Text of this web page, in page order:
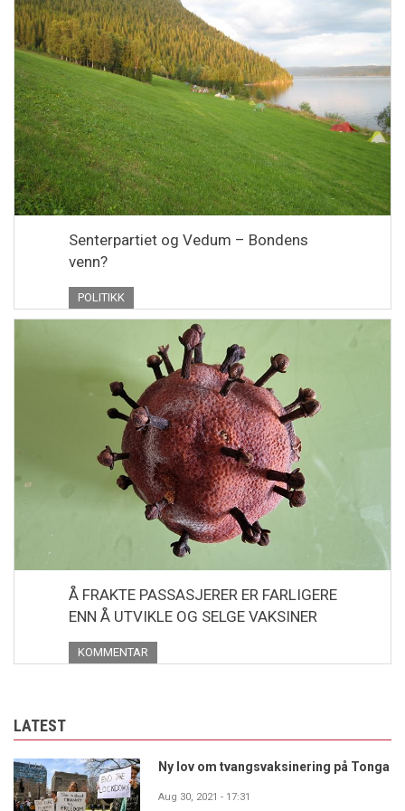
Senterpartiet og Vedum – Bondens
venn?
POLITIKK
Å FRAKTE PASSASJERER ER FARLIGERE
ENN Å UTVIKLE OG SELGE VAKSINER
KOMMENTAR
LATEST
Ny lov om tvangsvaksinering på Tonga
Aug 30, 2021 - 17:31